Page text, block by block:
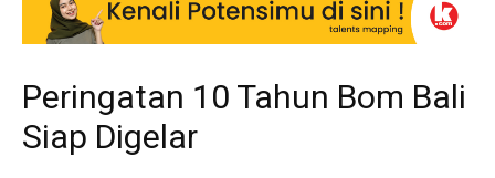
Peringatan 10 Tahun Bom Bali
Siap Digelar